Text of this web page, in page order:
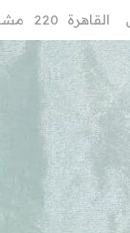
القاهرة 220 مشاهدة